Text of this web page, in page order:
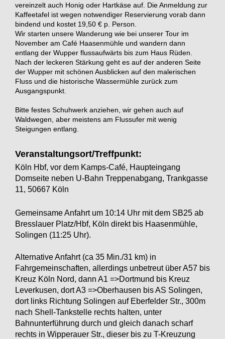
vereinzelt auch Honig oder Hartkäse auf. Die Anmeldung zur
Kaffeetafel ist wegen notwendiger Reservierung vorab dann
bindend und kostet 19,50 € p. Person.
Wir starten unsere Wanderung wie bei unserer Tour im
November am Café Haasenmühle und wandern dann
entlang der Wupper flussaufwärts bis zum Haus Rüden.
Nach der leckeren Stärkung geht es auf der anderen Seite
der Wupper mit schönen Ausblicken auf den malerischen
Fluss und die historische Wassermühle zurück zum
Ausgangspunkt.
Bitte festes Schuhwerk anziehen, wir gehen auch auf
Waldwegen, aber meistens am Flussufer mit wenig
Steigungen entlang.
Veranstaltungsort/Treffpunkt:
Köln Hbf, vor dem Kamps-Café, Haupteingang
Domseite neben U-Bahn Treppenabgang, Trankgasse
11, 50667 Köln
Gemeinsame Anfahrt um 10:14 Uhr mit dem SB25 ab
Bresslauer Platz/Hbf, Köln direkt bis Haasenmühle,
Solingen (11:25 Uhr).
Alternative Anfahrt (ca 35 Min./31 km) in
Fahrgemeinschaften, allerdings unbetreut über A57 bis
Kreuz Köln Nord, dann A1 =>Dortmund bis Kreuz
Leverkusen, dort A3 =>Oberhausen bis AS Solingen,
dort links Richtung Solingen auf Eberfelder Str., 300m
nach Shell-Tankstelle rechts halten, unter
Bahnunterführung durch und gleich danach scharf
rechts in Wipperauer Str., dieser bis zu T-Kreuzung